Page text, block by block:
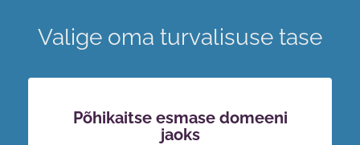
Valige oma turvalisuse tase
Põhikaitse esmase domeeni
jaoks